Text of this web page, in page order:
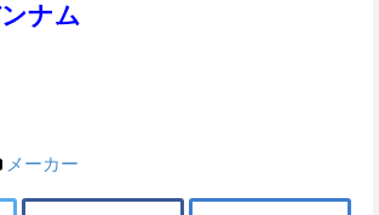
ナム
メーカー